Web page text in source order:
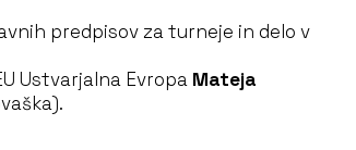
predpisov za turneje in delo v
Ustvarjalna Evropa Mateja